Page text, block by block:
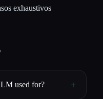
exhaustivos
used for? +